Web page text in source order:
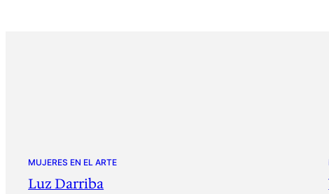
MUJERES EN EL ARTE
Luz Darriba